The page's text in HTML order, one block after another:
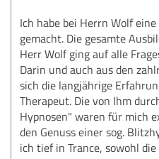
Ich habe bei Herrn Wolf
gemacht. Die gesamte
Herr Wolf ging auf alle
Darin und auch aus den
sich die langjährige
Therapeut. Die von Ihm
Hypnosen" waren für mich
den Genuss einer sog.
ich tief in Trance, sowohl